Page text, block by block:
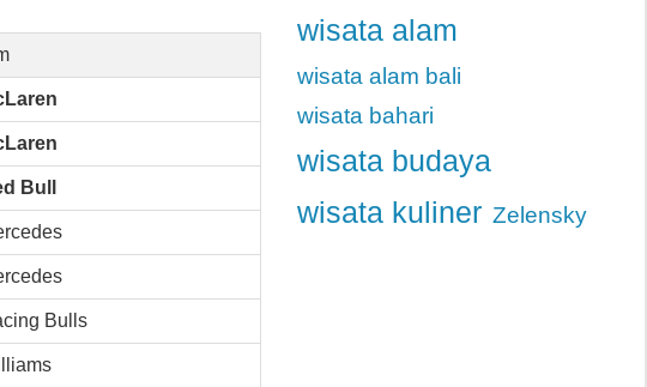
Bull
Bulls
wisata alam
wisata alam bali
wisata bahari
wisata budaya
wisata kuliner Zelensky